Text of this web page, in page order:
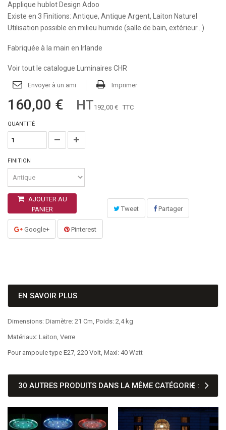
Applique hublot Design Adoo
Existe en 3 Finitions: Antique, Antique Argent, Laiton Naturel
Utilisation possible en milieu humide (salle de bain, extérieur...)
Fabriquée à la main en Irlande
Voir tout le catalogue Luminaires CHR
Envoyer à un ami Imprimer
160,00 € HT192,00 € TTC
QUANTITÉ
FINITION
AJOUTER AU
PANIER
Tweet Partager
Google+ Pinterest
EN SAVOIR PLUS
Dimensions: Diamètre: 21 Cm, Poids: 2,4 kg
Matériaux: Laiton, Verre
Pour ampoule type E27, 220 Volt, Maxi: 40 Watt
30 AUTRES PRODUITS DANS LA MÊME CATÉGORIE :